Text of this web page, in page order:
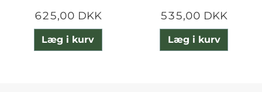
625,00 DKK
Læg i kurv
535,00 DKK
Læg i kurv